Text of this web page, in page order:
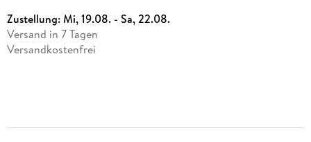
Zustellung:Mi, 19.08. - Sa, 22.08.
Versand in 7 Tagen
Versandkostenfrei